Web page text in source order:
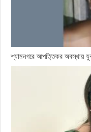
শ্যামনগরে আপত্তিকর অবস্থায়